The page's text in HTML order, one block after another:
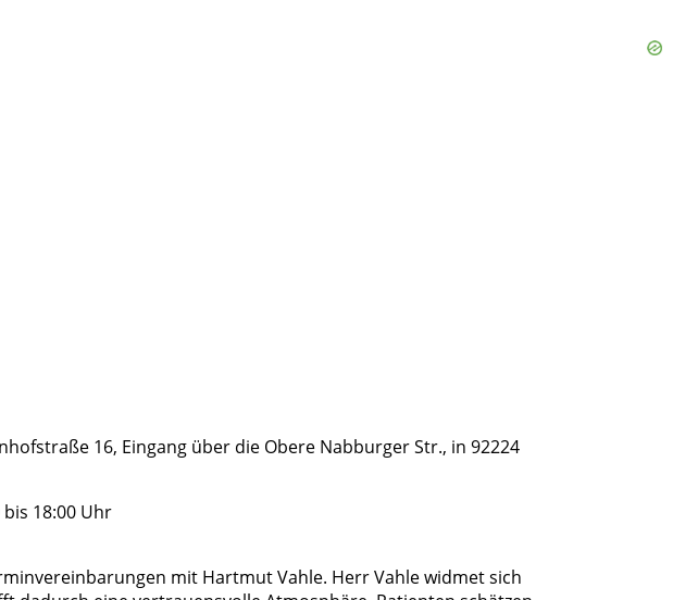
16, Eingang über die Obere Nabburger Str., in 92224
18:00 Uhr
mit Hartmut Vahle. Herr Vahle widmet sich